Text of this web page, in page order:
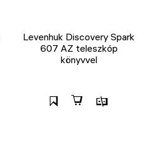
Levenhuk Discovery Spark
607 AZ teleszkóp
könyvvel